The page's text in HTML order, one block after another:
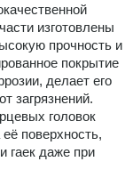
изготовлены
прочность и
покрытие
делает его
загрязнений.
головок
поверхность,
гаек даже при